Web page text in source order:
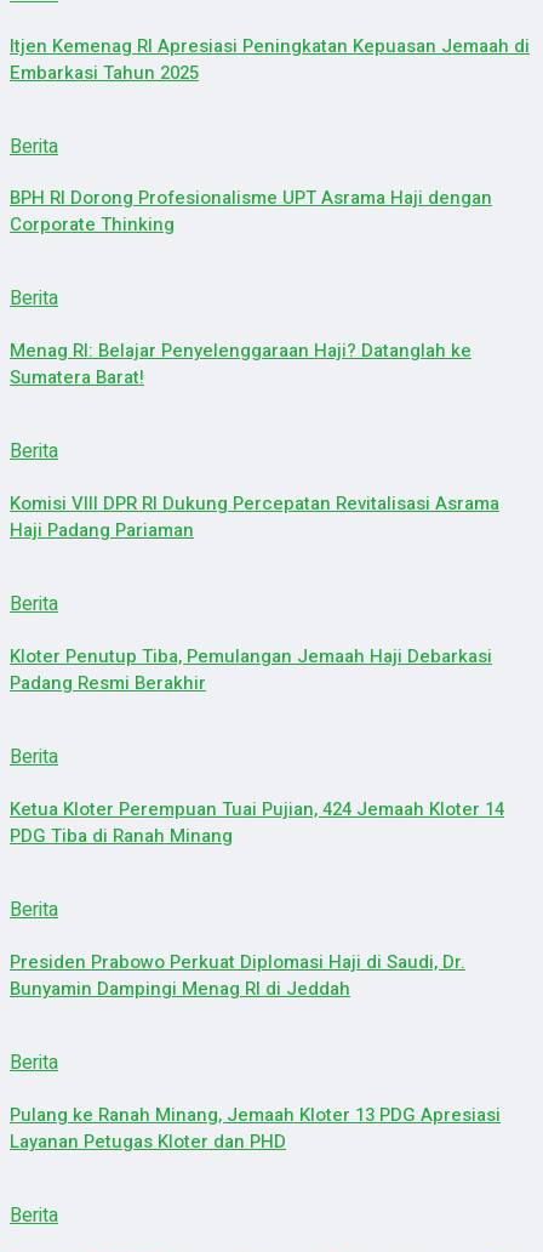
Itjen Kemenag RI Apresiasi Peningkatan Kepuasan Jemaah di
Embarkasi Tahun 2025
Berita
BPH RI Dorong Profesionalisme UPT Asrama Haji dengan
Corporate Thinking
Berita
Menag RI: Belajar Penyelenggaraan Haji? Datanglah ke
Sumatera Barat!
Berita
Komisi VIII DPR RI Dukung Percepatan Revitalisasi Asrama
Haji Padang Pariaman
Berita
Kloter Penutup Tiba, Pemulangan Jemaah Haji Debarkasi
Padang Resmi Berakhir
Berita
Ketua Kloter Perempuan Tuai Pujian, 424 Jemaah Kloter 14
PDG Tiba di Ranah Minang
Berita
Presiden Prabowo Perkuat Diplomasi Haji di Saudi, Dr.
Bunyamin Dampingi Menag RI di Jeddah
Berita
Pulang ke Ranah Minang, Jemaah Kloter 13 PDG Apresiasi
Layanan Petugas Kloter dan PHD
Berita